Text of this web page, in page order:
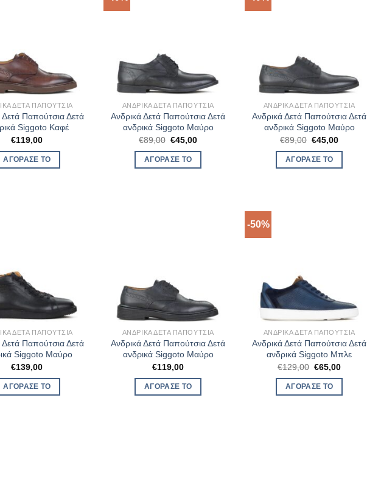
ΔΕΤΆ ΠΑΠΟΎΤΣΙΑ
Δετά Παπούτσια Δετά
Siggoto Καφέ
€119,00
ΑΓΌΡΑΣΈ ΤΟ
ΑΝΔΡΙΚΆ ΔΕΤΆ ΠΑΠΟΎΤΣΙΑ
Ανδρικά Δετά Παπούτσια Δετά
ανδρικά Siggoto Μαύρο
€89,00 Original
was:
€89,00.
€45,00Η
ΑΓΌΡΑΣΈ ΤΟ
ΑΝΔΡΙΚΆ ΔΕΤΆ ΠΑΠΟΎΤΣΙΑ
Ανδρικά Δετά Παπούτσια Δετά
ανδρικά Siggoto Μαύρο
€89,00 Original
was:
€89,00.
€45,00Η
ΑΓΌΡΑΣΈ ΤΟ
ΔΕΤΆ ΠΑΠΟΎΤΣΙΑ
Δετά Παπούτσια Δετά
Siggoto Μαύρο
€139,00
ΑΓΌΡΑΣΈ ΤΟ
ΑΝΔΡΙΚΆ ΔΕΤΆ ΠΑΠΟΎΤΣΙΑ
Ανδρικά Δετά Παπούτσια Δετά
ανδρικά Siggoto Μαύρο
€119,00
ΑΓΌΡΑΣΈ ΤΟ
-50%
ΑΝΔΡΙΚΆ ΔΕΤΆ ΠΑΠΟΎΤΣΙΑ
Ανδρικά Δετά Παπούτσια Δετά
ανδρικά Siggoto Μπλε
€129,00 Original
was:
€129,00.
€65,00Η
ΑΓΌΡΑΣΈ ΤΟ